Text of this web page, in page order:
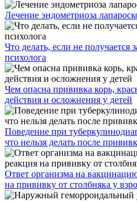
Лечение эндометриоза
Что делать, если не получается
психолога
Чем опасна прививка корь,
действия и осложнения у детей
Поведение при
что нельзя делать после
Ответ организма на
на прививку от столбняка у